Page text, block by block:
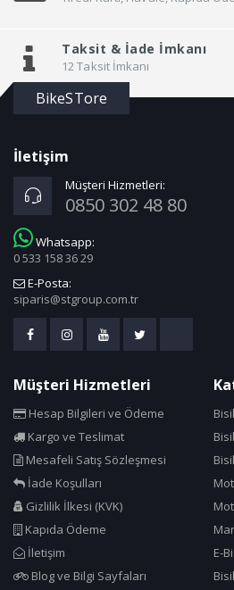
Taksit & İade İmkanı
12 Taksit İmkanı
BikeSTore
İletişim
Müşteri Hizmetleri:
0850 302 48 80
Whatsapp:
0 533 158 36 29
E-Posta:
siparis@stgroup.com.tr
Müşteri Hizmetleri
Hesap Bilgileri ve Ödeme
Kargo ve Teslimat
Mesafeli Satış Sözleşmesi
İade Koşulları
Gizlilik İlkesi (KVK)
Kapıda Ödeme
İletişim
Blog ve Bilgi Sayfaları
E-